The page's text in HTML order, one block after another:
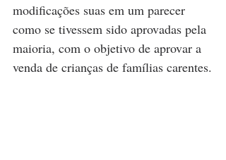
modificações suas em um parecer
como se tivessem sido aprovadas pela
maioria, com o objetivo de aprovar a
venda de crianças de famílias carentes.